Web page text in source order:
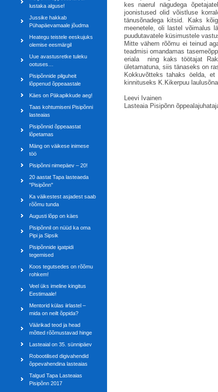
lustaka alguse!
Jussike hakkab
Pühapäevamaale jõudma
Heategu teistele eeskujuks
olemise eesmärgil
Uue avastusretke tuleku
ootuses…
Pisipõnnide pilguheit
lõppenud õppeaastale
Käes on Päkapikkude aeg!
Taas kohtumiseni Pisipõnni
lasteaias
Pisipõnnid õppeaastat
lõpetamas
Mäng on väikese inimese
töö
Pisipõnni nimepäev – 20!
20 aastat Tapa lasteaeda
"Pisipõnn"
Ka väikestest asjadest saab
rõõmu tunda
Augusti lõpp on käes
Pisipõnnil on nüüd ka oma
Pipi ja Sipsik
Pisipõnnide igatpidi
tegemised
Koos tegutsedes on rõõmu
rohkem!
Veel üks imeline kingitus
Eestimaale!
Mentorid külas iirlastel –
mida on neilt õppida?
Väärikad teod ja head
mõtted rõõmustavad hinge
Lasteaial on 35. sünnipäev
Robootilised digivahendid
õppevahendina lasteaias
Talgud Tapa Lasteaias
Pisipõnn 2017
kes naerul nägudega
joonistused olid võistluse
tänusõnadega kitsid. Kaks
meenetele, oli lastel võimalus
puudutavatele küsimustele
Mitte vähem rõõmu ei teinud
teadmisi omandamas
eriala ning kaks töötajat
ületamatuna, siis tänaseks on
Kokkuvõtteks tahaks öelda,
kinnituseks K.Kikerpuu
Leevi Ivainen
Lasteaia Pisipõnn